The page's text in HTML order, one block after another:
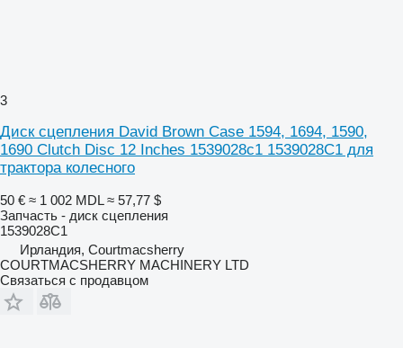
3
Диск сцепления David Brown Case 1594, 1694, 1590,
1690 Clutch Disc 12 Inches 1539028c1 1539028C1 для
трактора колесного
50 € ≈ 1 002 MDL ≈ 57,77 $
Запчасть - диск сцепления
1539028C1
Ирландия, Courtmacsherry
COURTMACSHERRY MACHINERY LTD
Связаться с продавцом